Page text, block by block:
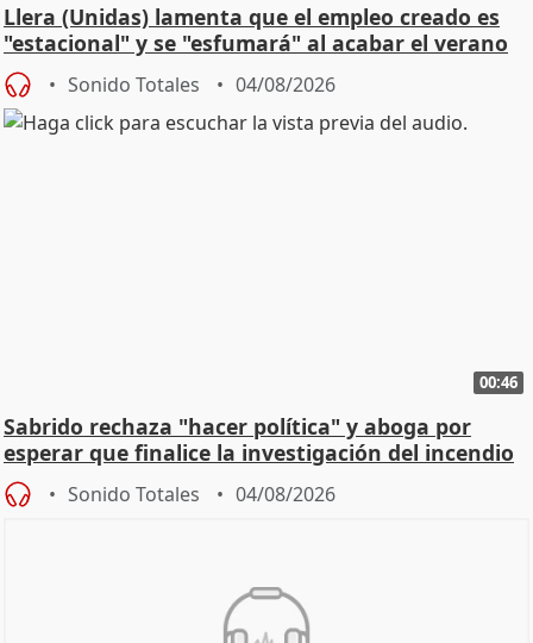
Llera (Unidas) lamenta que el empleo creado es
"estacional" y se "esfumará" al acabar el verano
Sonido Totales 04/08/2026
00:46
Sabrido rechaza "hacer política" y aboga por
esperar que finalice la investigación del incendio
Sonido Totales 04/08/2026